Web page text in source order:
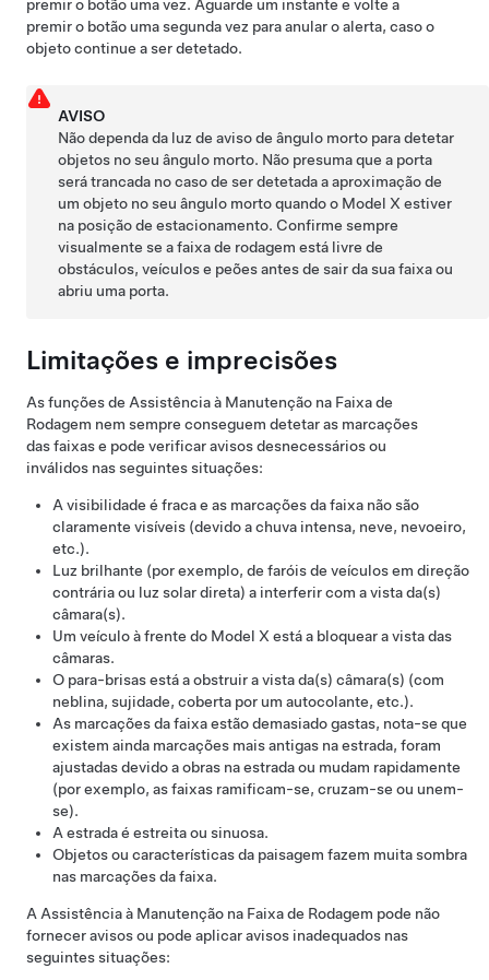
premir o botão uma vez. Aguarde um instante e volte a
premir o botão uma segunda vez para anular o alerta, caso o
objeto continue a ser detetado.
AVISO
Não dependa da luz de aviso de ângulo morto para detetar
objetos no seu ângulo morto. Não presuma que a porta
será trancada no caso de ser detetada a aproximação de
um objeto no seu ângulo morto quando o Model X estiver
na posição de estacionamento. Confirme sempre
visualmente se a faixa de rodagem está livre de
obstáculos, veículos e peões antes de sair da sua faixa ou
abriu uma porta.
Limitações e imprecisões
As funções de Assistência à Manutenção na Faixa de
Rodagem nem sempre conseguem detetar as marcações
das faixas e pode verificar avisos desnecessários ou
inválidos nas seguintes situações:
A visibilidade é fraca e as marcações da faixa não são
claramente visíveis (devido a chuva intensa, neve, nevoeiro,
etc.).
Luz brilhante (por exemplo, de faróis de veículos em direção
contrária ou luz solar direta) a interferir com a vista da(s)
câmara(s).
Um veículo à frente do Model X está a bloquear a vista das
câmaras.
O para-brisas está a obstruir a vista da(s) câmara(s) (com
neblina, sujidade, coberta por um autocolante, etc.).
As marcações da faixa estão demasiado gastas, nota-se que
existem ainda marcações mais antigas na estrada, foram
ajustadas devido a obras na estrada ou mudam rapidamente
(por exemplo, as faixas ramificam-se, cruzam-se ou unem-
se).
A estrada é estreita ou sinuosa.
Objetos ou características da paisagem fazem muita sombra
nas marcações da faixa.
A Assistência à Manutenção na Faixa de Rodagem pode não
fornecer avisos ou pode aplicar avisos inadequados nas
seguintes situações: